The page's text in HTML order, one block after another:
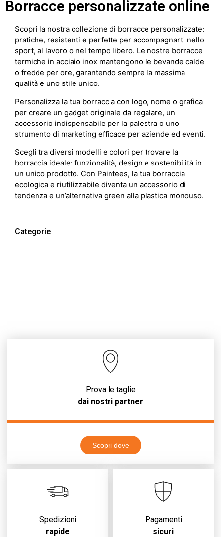
Categorie
Borracce personalizzate online
Scopri la nostra collezione di borracce personalizzate:
pratiche, resistenti e perfette per accompagnarti nello
sport, al lavoro o nel tempo libero. Le nostre borracce
termiche in acciaio inox mantengono le bevande calde
o fredde per ore, garantendo sempre la massima
qualità e uno stile unico.
Personalizza la tua borraccia con logo, nome o grafica
per creare un gadget originale da regalare, un
accessorio indispensabile per la palestra o uno
strumento di marketing efficace per aziende ed eventi.
Scegli tra diversi modelli e colori per trovare la
borraccia ideale: funzionalità, design e sostenibilità in
un unico prodotto. Con Paintees, la tua borraccia
ecologica e riutilizzabile diventa un accessorio di
tendenza e un’alternativa green alla plastica monouso.
Prova le taglie
dai nostri partner
Scopri dove
Spedizioni
rapide
Pagamenti
sicuri